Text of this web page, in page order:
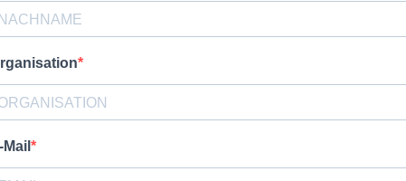
Mail